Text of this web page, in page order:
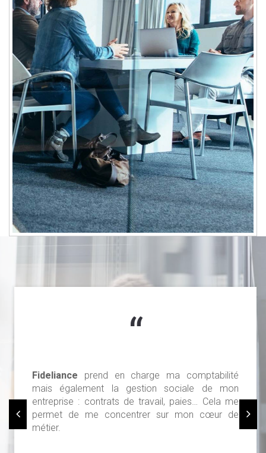
“
Fidelianceprend en charge ma comptabilité
mais également la gestion sociale de mon
entreprise : contrats de travail, paies… Cela me
permet de me concentrer sur mon cœur de
métier.